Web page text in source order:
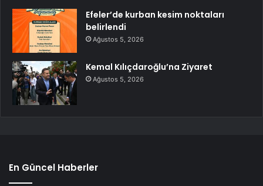
Efeler’de kurban kesim noktaları
belirlendi
Ağustos 5, 2026
Kemal Kılıçdaroğlu’na Ziyaret
Ağustos 5, 2026
En Güncel Haberler